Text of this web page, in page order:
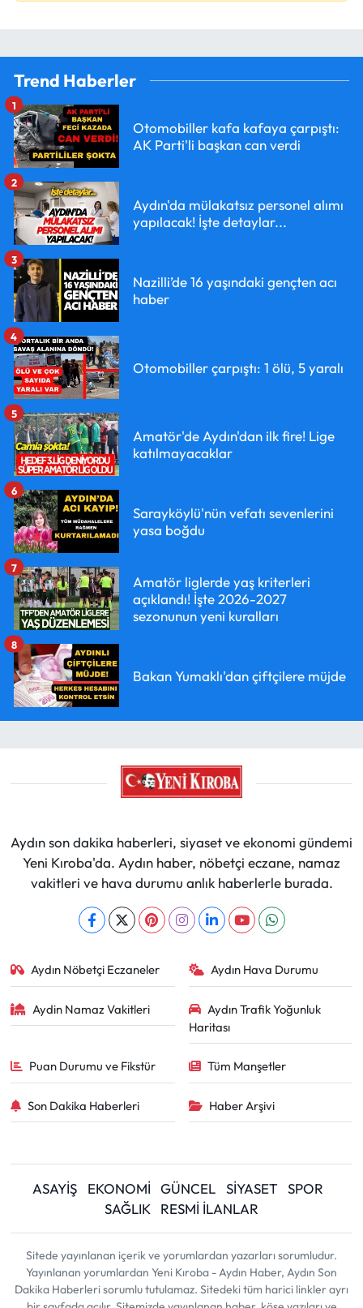
Trend Haberler
Otomobiller kafa kafaya çarpıştı:
AK Parti'li başkan can verdi
1
Aydın'da mülakatsız personel alımı
yapılacak! İşte detaylar...
2
Nazilli’de 16 yaşındaki gençten acı
haber
3
Otomobiller çarpıştı: 1 ölü, 5 yaralı
4
Amatör'de Aydın'dan ilk fire! Lige
katılmayacaklar
5
Sarayköylü'nün vefatı sevenlerini
yasa boğdu
6
Amatör liglerde yaş kriterleri
açıklandı! İşte 2026-2027
sezonunun yeni kuralları
7
Bakan Yumaklı'dan çiftçilere müjde
8
Aydın son dakika haberleri, siyaset ve ekonomi gündemi
Yeni Kıroba'da. Aydın haber, nöbetçi eczane, namaz
vakitleri ve hava durumu anlık haberlerle burada.
Aydın Nöbetçi Eczaneler Aydın Hava Durumu
Aydin Namaz Vakitleri
Aydın Trafik Yoğunluk
Haritası
Puan Durumu ve Fikstür Tüm Manşetler
Son Dakika Haberleri Haber Arşivi
ASAYİŞ EKONOMİ GÜNCEL SİYASET
SPOR
SAĞLIK
RESMİ İLANLAR
Sitede yayınlanan içerik ve yorumlardan yazarları sorumludur.
Yayınlanan yorumlardan Yeni Kıroba - Aydın Haber, Aydın Son
Dakika Haberleri sorumlu tutulamaz. Sitedeki tüm harici linkler ayrı